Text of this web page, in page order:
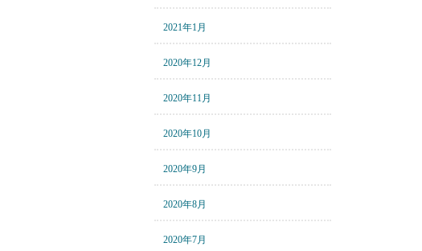
2021年1月
2020年12月
2020年11月
2020年10月
2020年9月
2020年8月
2020年7月